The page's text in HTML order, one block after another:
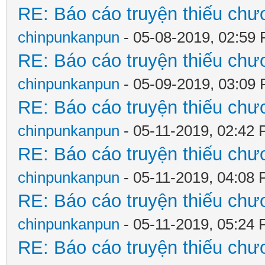
RE: Báo cáo truyện thiếu
chinpunkanpun - 05-08-2019, 02:59
RE: Báo cáo truyện thiếu
chinpunkanpun - 05-09-2019, 03:09
RE: Báo cáo truyện thiếu
chinpunkanpun - 05-11-2019, 02:42
RE: Báo cáo truyện thiếu
chinpunkanpun - 05-11-2019, 04:08
RE: Báo cáo truyện thiếu
chinpunkanpun - 05-11-2019, 05:24
RE: Báo cáo truyện thiếu